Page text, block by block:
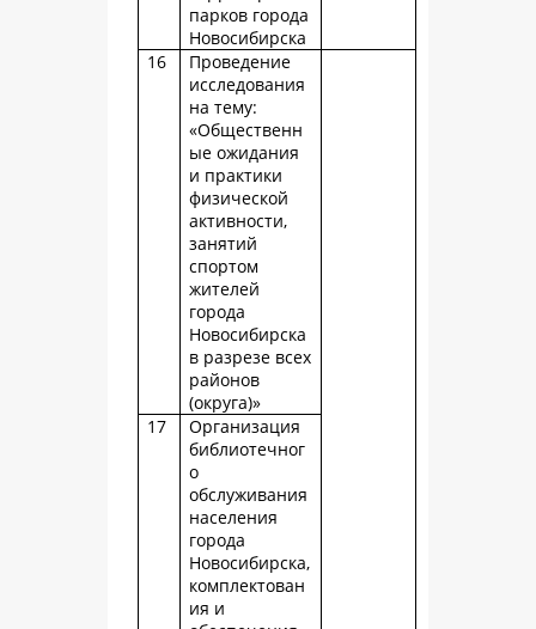
парков города
Новосибирска
16
Проведение
исследования
на тему:
«Общественн
ые ожидания
и практики
физической
активности,
занятий
спортом
жителей
города
Новосибирска
в разрезе всех
районов
(округа)»
17
Организация
библиотечног
о
обслуживания
населения
города
Новосибирска,
комплектован
ия и